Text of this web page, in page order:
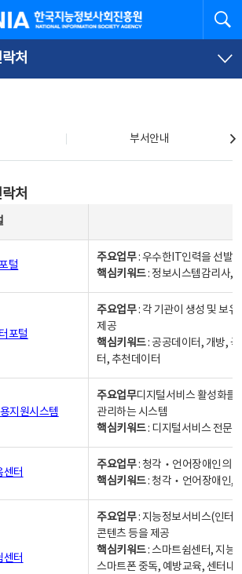
국지능정보사회진흥원
처
부서안내
처
털
주요업무: 우수한IT인력을 선발
핵심키워드: 정보시스템감리사,
포털
주요업무: 각 기관이 생성 및 보
제공
핵심키워드: 공공데이터, 개방,
터, 추천데이터
지원시스템
주요업무디지털서비스 활성화를
관리하는 시스템
핵심키워드: 디지털서비스 전문
센터
주요업무: 청각‧언어장애인의
핵심키워드: 청각‧언어장애인,
센터
주요업무: 지능정보서비스(인터
콘텐츠 등을 제공
핵심키워드: 스마트쉼센터, 지능
스마트폰 중독, 예방교육, 센터내